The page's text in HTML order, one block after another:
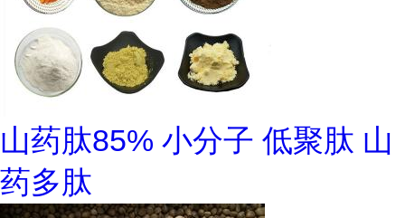
山药肽85% 小分子 低聚肽 山
药多肽